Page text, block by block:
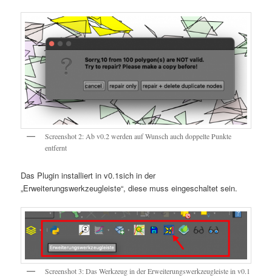
Screenshot 2: Ab v0.2 werden auf Wunsch auch doppelte Punkte
entfernt
Das Plugin installiert in v0.1sich in der
„Erweiterungswerkzeugleiste“, diese muss eingeschaltet sein.
Screenshot 3: Das Werkzeug in der Erweiterungswerkzeugleiste in v0.1